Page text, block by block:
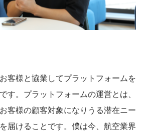
客様と協業してプラットフォームを
す。プラットフォームの運営とは、
客様の顧客対象になりうる潜在ニー
届けることです。僕は今、航空業界